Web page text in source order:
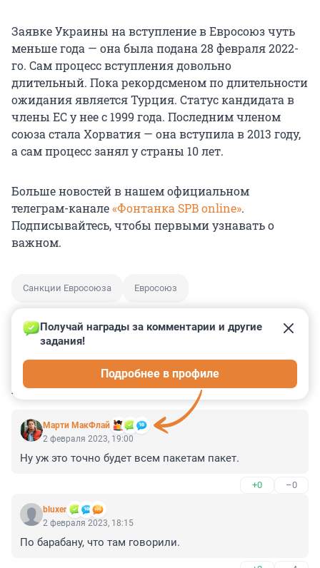
Заявке Украины на вступление в Евросоюз чуть
меньше года — она была подана 28 февраля 2022-
го. Сам процесс вступления довольно
длительный. Пока рекордсменом по длительности
ожидания является Турция. Статус кандидата в
члены ЕС у нее с 1999 года. Последним членом
союза стала Хорватия — она вступила в 2013 году,
а сам процесс занял у страны 10 лет.
Больше новостей в нашем официальном
телеграм-канале«Фонтанка SPB online».
Подписывайтесь, чтобы первыми узнавать о
важном.
Санкции Евросоюза Евросоюз
КОММЕНТАРИИ 26
Марти МакФлай
Получай награды за комментарии и другие
задания!
Подробнее в профиле
2 февраля 2023, 19:00
Ну уж это точно будет всем пакетам пакет.
+0 –0
bluxer
2 февраля 2023, 18:15
По барабану, что там говорили.